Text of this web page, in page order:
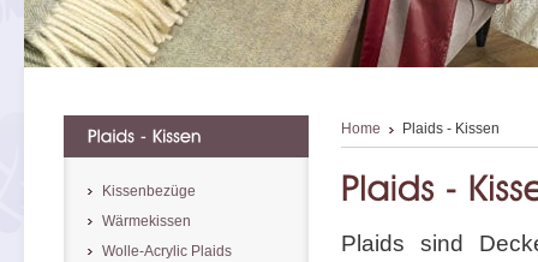
Home Plaids - Kissen
Plaids sind
Kissenbezüge
Wärmekissen
Wolle-Acrylic Plaids